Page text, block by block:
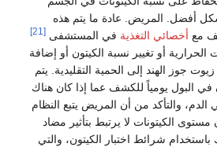
أفضل. المريض. عادة ما يتم هذه
مع أخصائي التغذية في المستشفى [21]
أو تغيير نسبة الكيتون أو إضافة
جوز الهند إلى الحمية التقليدية. يتم
في البول يومياً للكشف عما إذا كان هناك
والتأكد من أن المريض يتبع النظام
الكيتونات لا يرتبط بتأثير مضاد
باستخدام شرائط اختبار الكيتون، والتي